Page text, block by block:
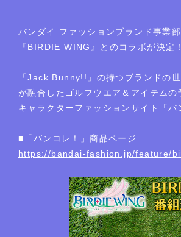
バンダイ ファッションブランド事業
『BIRDIE WING』とのコラボが決定！
「Jack Bunny!!」の持つブランドの
が融合したゴルフウエア＆アイテム
キャラクターファッションサイト「バ
■「バンコレ！」商品ページ
https://bandai-fashion.jp/feature/